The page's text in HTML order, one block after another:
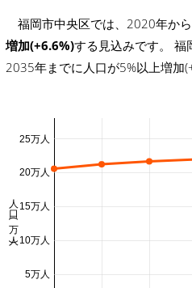
福岡市中央区では、2020年か
増加(+6.6%)する見込みです。 福
2035年までに人口が5%以上増加
5万人
10万人
15万人
20万人
25万人
人口 (万人)